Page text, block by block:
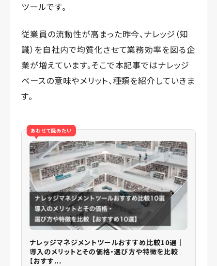
ツールです。
従業員の流動性が高まった昨今、ナレッジ（知
識）を自社内で均質化させて業務効率を図る企
業が増えています。そこで本記事ではナレッジ
ベースの意味やメリット、種類を紹介していきま
す。
あわせて読みたい
ナレッジマネジメントツールおすすめ比較10選｜
導入のメリットとその価格・選び方や特徴を比較
【おすす...